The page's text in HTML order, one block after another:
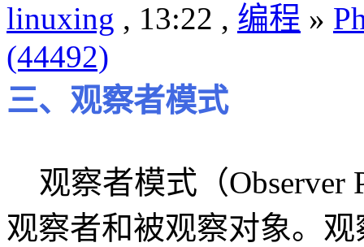
linuxing , 13:22 , 编程 »
(44492)
三、观察者模式
观察者模式（Observer
观察者和被观察对象。